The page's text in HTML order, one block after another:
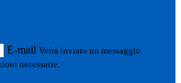
E-mail Verrà inviato un messaggio
necessarie.